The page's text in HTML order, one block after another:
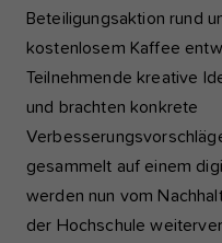
Beteiligungsaktion rund
kostenlosem Kaffee
Teilnehmende kreative
und brachten konkrete
gesammelt auf einem
werden nun vom
der Hochschule